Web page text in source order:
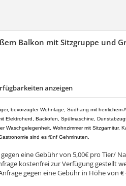
Balkon mit Sitzgruppe und
anzeigen
bevorzugter Wohnlage, Südhang mit
Elektroherd, Backofen, Spülmaschine,
Waschgelegenheit, Wohnzimmer mit Sitzgarnitur,
sind es fünf Gehminuten.
eine Gebühr von 5,00€ pro Tier/
kostenfrei zur Verfügung gestellt
gegen eine Gebühr in Höhe von